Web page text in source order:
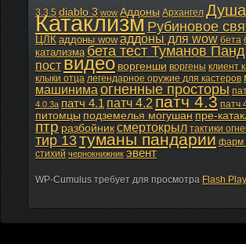
3.3.5 diablo 3 wow Аддоны Архангел
Катаклизм Рубиновое
ЦЛК аддоны wow аддоны для wow бета
катализма бета тест Туманов
поствидео воргенши воргены клиент
клыки отца легендарное оружие для кастеров
машинима огненные просторы
4.0.3а патч 4.1 патч 4.2 патч 4.3 патч
питомцы подземелья могушанпре-
птр разбойниксмертокрыл тактики
тир 13туманы пандарии фарм
стихий чернокнижник эвент
WP-Cumulus требует для просмотра Flash